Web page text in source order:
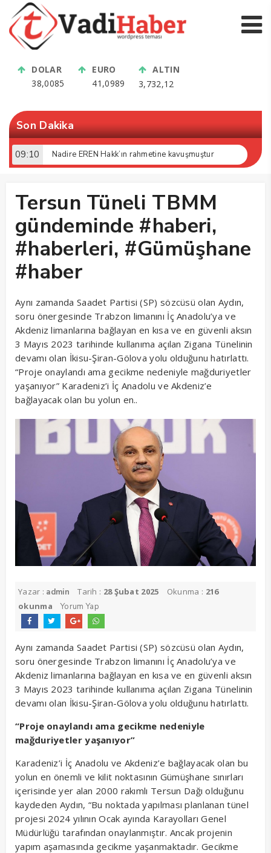
DOLAR
38,0085
EURO
41,0989
ALTIN
3,732,12
Son Dakika
09:10 Nadire EREN Hakk’ın rahmetine kavuşmuştur
Tersun Tüneli TBMM
gündeminde #haberi,
#haberleri, #Gümüşhane
#haber
Aynı zamanda Saadet Partisi (SP) sözcüsü olan Aydın,
soru önergesinde Trabzon limanını İç Anadolu’ya ve
Akdeniz limanlarına bağlayan en kısa ve en güvenli aksın
3 Mayıs 2023 tarihinde kullanıma açılan Zigana Tünelinin
devamı olan İkisu-Şiran-Gölova yolu olduğunu hatırlattı.
“Proje onaylandı ama gecikme nedeniyle mağduriyetler
yaşanıyor” Karadeniz’i İç Anadolu ve Akdeniz’e
bağlayacak olan bu yolun en..
Yazar : admin Tarih : 28 Şubat 2025 Okunma : 216
okunma
Yorum Yap
Aynı zamanda Saadet Partisi (SP) sözcüsü olan Aydın,
soru önergesinde Trabzon limanını İç Anadolu’ya ve
Akdeniz limanlarına bağlayan en kısa ve en güvenli aksın
3 Mayıs 2023 tarihinde kullanıma açılan Zigana Tünelinin
devamı olan İkisu-Şiran-Gölova yolu olduğunu hatırlattı.
“Proje onaylandı ama gecikme nedeniyle
mağduriyetler yaşanıyor”
Karadeniz’i İç Anadolu ve Akdeniz’e bağlayacak olan bu
yolun en önemli ve kilit noktasının Gümüşhane sınırları
içerisinde yer alan 2000 rakımlı Tersun Dağı olduğunu
kaydeden Aydın, “Bu noktada yapılması planlanan tünel
projesi 2024 yılının Ocak ayında Karayolları Genel
Müdürlüğü tarafından onaylanmıştır. Ancak projenin
yapım aşamasında gecikme yaşanmaktadır. Gecikme